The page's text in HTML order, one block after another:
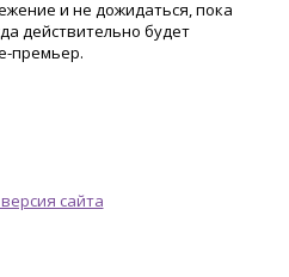
и не дожидаться, пока
действительно будет
премьер.
сайта